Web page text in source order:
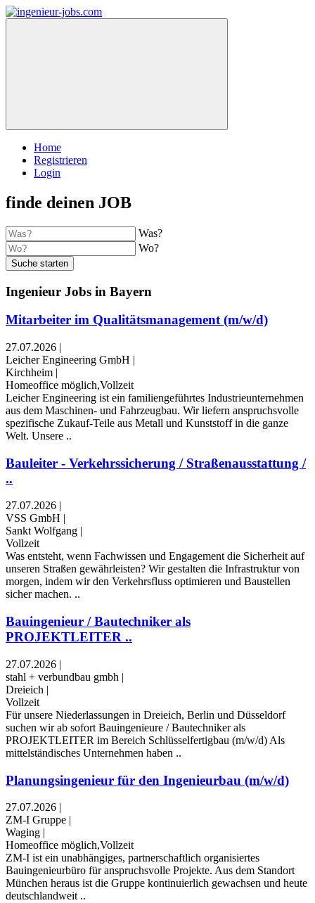
Home
Registrieren
Login
finde deinen JOB
Was?
Wo?
Suche starten
Ingenieur Jobs in Bayern
Mitarbeiter im Qualitätsmanagement (m/w/d)
27.07.2026 |
Leicher Engineering GmbH |
Kirchheim |
Homeoffice möglich,Vollzeit
Leicher Engineering ist ein familiengeführtes Industrieunternehmen
aus dem Maschinen- und Fahrzeugbau. Wir liefern anspruchsvolle
spezifische Zukauf-Teile aus Metall und Kunststoff in die ganze
Welt. Unsere ..
Bauleiter - Verkehrssicherung / Straßenausstattung /
..
27.07.2026 |
VSS GmbH |
Sankt Wolfgang |
Vollzeit
Was entsteht, wenn Fachwissen und Engagement die Sicherheit auf
unseren Straßen gewährleisten? Wir gestalten die Infrastruktur von
morgen, indem wir den Verkehrsfluss optimieren und Baustellen
sicher machen. ..
Bauingenieur / Bautechniker als
PROJEKTLEITER ..
27.07.2026 |
stahl + verbundbau gmbh |
Dreieich |
Vollzeit
Für unsere Niederlassungen in Dreieich, Berlin und Düsseldorf
suchen wir ab sofort Bauingenieure / Bautechniker als
PROJEKTLEITER im Bereich Schlüsselfertigbau (m/w/d) Als
mittelständisches Unternehmen haben ..
Planungsingenieur für den Ingenieurbau (m/w/d)
27.07.2026 |
ZM-I Gruppe |
Waging |
Homeoffice möglich,Vollzeit
ZM-I ist ein unabhängiges, partnerschaftlich organisiertes
Bauingenieurbüro für anspruchsvolle Projekte. Aus dem Standort
München heraus ist die Gruppe kontinuierlich gewachsen und heute
deutschlandweit ..